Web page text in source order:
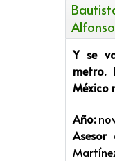
Alfonso
Y se
metro.
México
Año:
Asesor